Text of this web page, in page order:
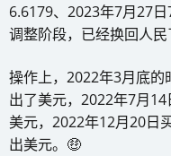
6.6179、2023年7月27
调整阶段，已经换回人民
操作上，2022年3月底
出了美元，2022年7月
美元，2022年12月20日
出美元。🤑